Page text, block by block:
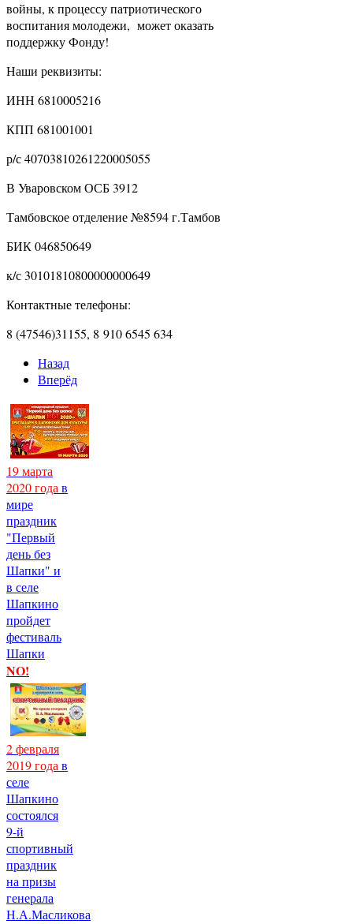
войны, к процессу патриотического
воспитания молодежи, может оказать
поддержку Фонду!
Наши реквизиты:
ИНН 6810005216
КПП 681001001
р/с 40703810261220005055
В Уваровском ОСБ 3912
Тамбовское отделение №8594 г.Тамбов
БИК 046850649
к/с 30101810800000000649
Контактные телефоны:
8 (47546)31155, 8 910 6545 634
Назад
Вперёд
19 марта
2020 годав
мире
праздник
"Первый
день без
Шапки" и
в селе
Шапкино
пройдет
фестиваль
Шапки
NO!
2 февраля
2019 годав
селе
Шапкино
состоялся
9-й
спортивный
праздник
на призы
генерала
Н.А.Масликова